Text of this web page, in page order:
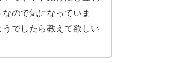
ので気になっていま
でしたら教えて欲しい